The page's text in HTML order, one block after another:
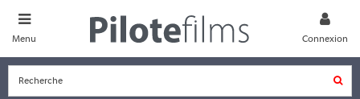
Menu Connexion